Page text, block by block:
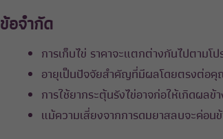
ข้อจำกัด
การเก็บไข่ ราคาจะแตกต่างกันไปตาม
อายุเป็นปัจจัยสำคัญที่มีผลโดยตรงต่อคุ
การใช้ยากระตุ้นรังไข่อาจก่อให้เกิดผล
แม้ความเสี่ยงจากการดมยาสลบจะค่อ